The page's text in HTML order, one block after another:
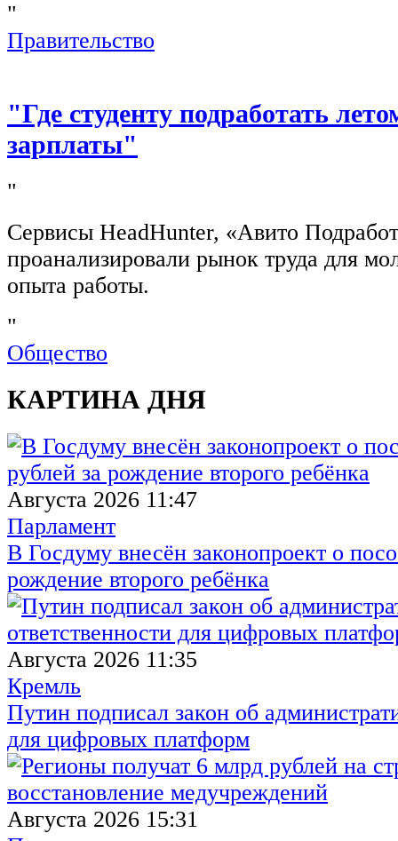
"
Правительство
"Где студенту подработать
зарплаты"
"
Сервисы HeadHunter, «Авито
проанализировали рынок труда для
опыта работы.
"
Общество
КАРТИНА ДНЯ
Августа 2026 11:47
Парламент
В Госдуму внесён законопроект о
рождение второго ребёнка
Августа 2026 11:35
Кремль
Путин подписал закон об
для цифровых платформ
Августа 2026 15:31